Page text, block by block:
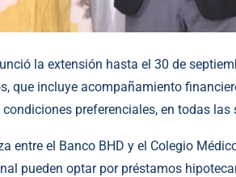
la extensión hasta el 30 de
que incluye acompañamiento
preferenciales, en todas las
entre el Banco BHD y el Colegio
pueden optar por préstamos